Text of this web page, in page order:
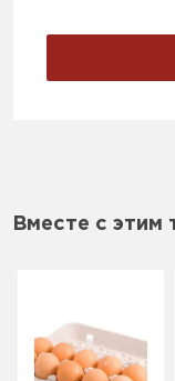
Вместе с этим